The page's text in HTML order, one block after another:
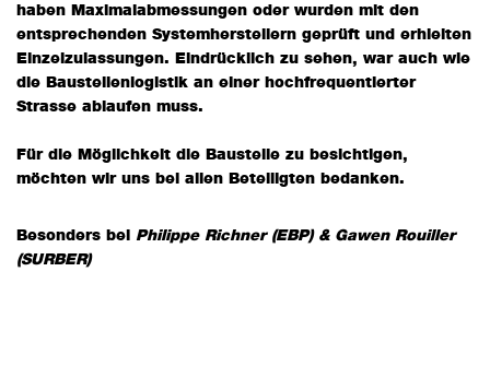
haben Maximalabmessungen oder wurden mit den
entsprechenden Systemherstellern geprüft und erhielten
Einzelzulassungen. Eindrücklich zu sehen, war auch wie
die Baustellenlogistik an einer hochfrequentierter
Strasse ablaufen muss.
Für die Möglichkeit die Baustelle zu besichtigen,
möchten wir uns bei allen Beteiligten bedanken.
Besonders bei
Philippe Richner (EBP) & Gawen Rouiller
(SURBER)